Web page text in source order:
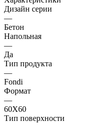
Дизайн серии
—
Бетон
Напольная
—
Да
Тип продукта
—
Fondi
Формат
—
60X60
Тип поверхности